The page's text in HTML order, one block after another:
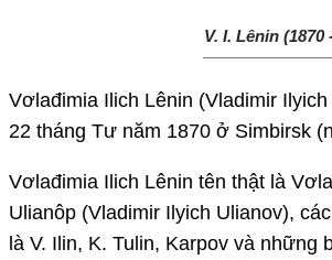
V. I. Lênin(1870
Vơlađimia Ilich Lênin (Vladimir
22 tháng Tư năm 1870 ở Simbirsk
Vơlađimia Ilich Lênin tên thật là
Ulianôp (Vladimir Ilyich Ulianov),
là V. Ilin, K. Tulin, Karpov và những